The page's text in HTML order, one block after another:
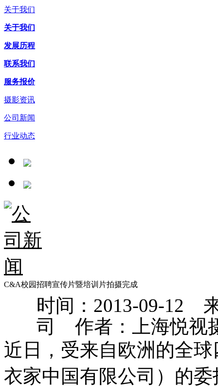
关于我们
关于我们
发展历程
联系我们
服务报价
摄影资讯
公司新闻
行业动态
C&A校园招聘宣传片暨培训片拍摄完成
时间：2013-09-12
司 作者：上海悦视
近日，受来自欧洲的全
衣家中国有限公司）的